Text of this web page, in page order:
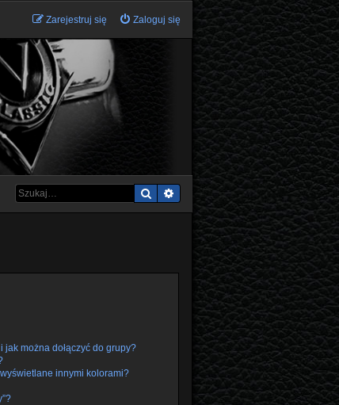
Zaloguj się
Zarejestruj się
Szukaj Wyszukiwanie zaawansowane
można dołączyć do grupy?
innymi kolorami?